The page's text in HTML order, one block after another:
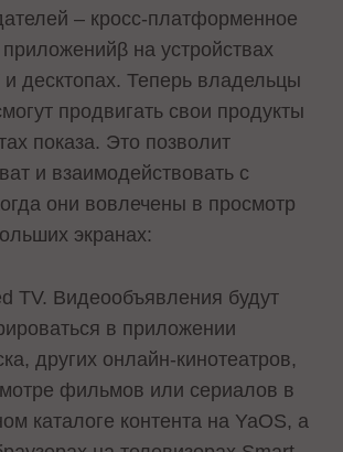
– кросс-платформенное
на устройствах
десктопах. Теперь владельцы
продвигать свои продукты
показа. Это позволит
и взаимодействовать с
они вовлечены в просмотр
экранах:
TV. Видеообъявления будут
в приложении
других онлайн-кинотеатров,
фильмов или сериалов в
каталоге контента на YaOS, а